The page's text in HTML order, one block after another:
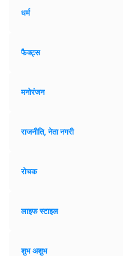
धर्म
फैक्ट्स
मनोरंजन
राजनीति, नेता नगरी
रोचक
लाइफ स्टाइल
शुभ अशुभ